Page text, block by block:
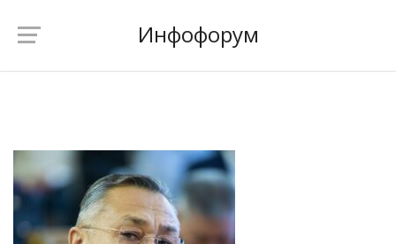
Инфофорум